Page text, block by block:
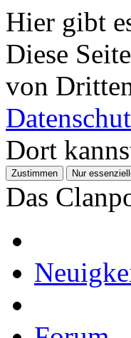
Hier gibt
Diese
von
Dort
Das